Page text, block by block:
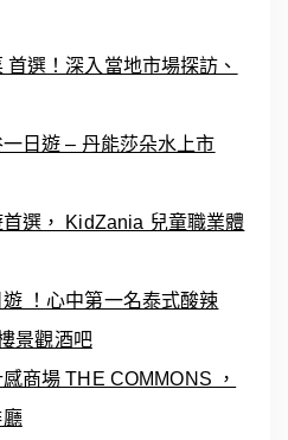
選！深入當地市場探訪、
日遊 – 丹能莎朵水上市
選， KidZania 兒童職業體
！心中第一名泰式酸辣
景觀酒吧
商場 THE COMMONS ，